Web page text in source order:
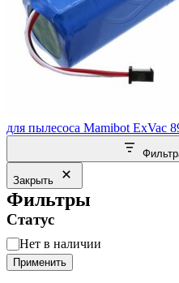
для пылесоса Mamibot ExVac
Закрыть
Фильтры
Статус
Статус
Нет в наличии
Применить